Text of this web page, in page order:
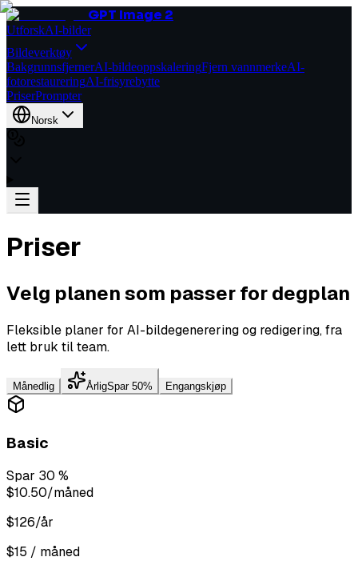
GPT Image 2
UtforskAI-bilder
Bildeverktøy
BakgrunnsfjernerAI-bildeoppskaleringFjern vannmerkeAI-
fotorestaureringAI-frisyrebytte
PriserPrompter
Norsk
Priser
Velg planen som passer for degplan
Fleksible planer for AI-bildegenerering og redigering, fra
lett bruk til team.
Månedlig ÅrligSpar 50% Engangskjøp
Basic
Spar 30 %
$10.50/måned
$126/år
$15 / måned